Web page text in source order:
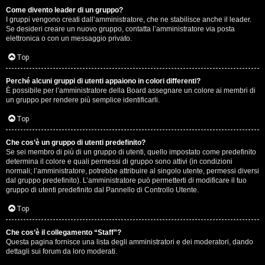
Come divento leader di un gruppo?
I gruppi vengono creati dall’amministratore, che ne stabilisce anche il leader.
Se desideri creare un nuovo gruppo, contatta l’amministratore via posta
elettronica o con un messaggio privato.
Top
Perché alcuni gruppi di utenti appaiono in colori differenti?
È possibile per l’amministratore della Board assegnare un colore ai membri di
un gruppo per rendere più semplice identificarli.
Top
Che cos’è un gruppo di utenti predefinito?
Se sei membro di più di un gruppo di utenti, quello impostato come predefinito
determina il colore e quali permessi di gruppo sono attivi (in condizioni
normali; l’amministratore, potrebbe attribuire al singolo utente, permessi diversi
dal gruppo predefinito). L’amministratore può permetterti di modificare il tuo
gruppo di utenti predefinito dal Pannello di Controllo Utente.
Top
Che cos’è il collegamento “Staff”?
Questa pagina fornisce una lista degli amministratori e dei moderatori, dando
dettagli sui forum da loro moderati.
D
i
t
u
t
t
o
u
n
p
ò